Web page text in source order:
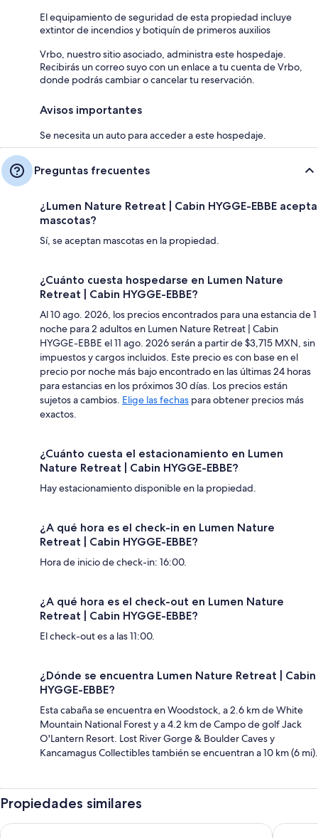
El equipamiento de seguridad de esta propiedad incluye
extintor de incendios y botiquín de primeros auxilios
Vrbo, nuestro sitio asociado, administra este hospedaje.
Recibirás un correo suyo con un enlace a tu cuenta de Vrbo,
donde podrás cambiar o cancelar tu reservación.
Avisos importantes
Se necesita un auto para acceder a este hospedaje.
Preguntas frecuentes
¿Lumen Nature Retreat | Cabin HYGGE-EBBE acepta
mascotas?
Sí, se aceptan mascotas en la propiedad.
¿Cuánto cuesta hospedarse en Lumen Nature
Retreat | Cabin HYGGE-EBBE?
Al 10 ago. 2026, los precios encontrados para una estancia de 1
noche para 2 adultos en Lumen Nature Retreat | Cabin
HYGGE-EBBE el 11 ago. 2026 serán a partir de $3,715 MXN, sin
impuestos y cargos incluidos. Este precio es con base en el
precio por noche más bajo encontrado en las últimas 24 horas
para estancias en los próximos 30 días. Los precios están
sujetos a cambios. Elige las fechas para obtener precios más
exactos.
¿Cuánto cuesta el estacionamiento en Lumen
Nature Retreat | Cabin HYGGE-EBBE?
Hay estacionamiento disponible en la propiedad.
¿A qué hora es el check-in en Lumen Nature
Retreat | Cabin HYGGE-EBBE?
Hora de inicio de check-in: 16:00.
¿A qué hora es el check-out en Lumen Nature
Retreat | Cabin HYGGE-EBBE?
El check-out es a las 11:00.
¿Dónde se encuentra Lumen Nature Retreat | Cabin
HYGGE-EBBE?
Esta cabaña se encuentra en Woodstock, a 2.6 km de White
Mountain National Forest y a 4.2 km de Campo de golf Jack
O'Lantern Resort. Lost River Gorge & Boulder Caves y
Kancamagus Collectibles también se encuentran a 10 km (6 mi).
Propiedades similares
Beacon Inn and Suites Quality